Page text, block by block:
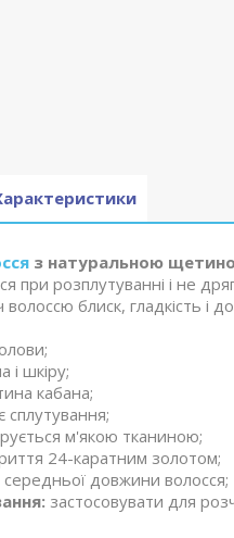
з натуральною
при розплутуванні і не
волоссю блиск, гладкість і
і шкіру;
кабана;
сплутування;
м'якою тканиною;
24-каратним золотом;
довжини волосся;
застосовувати для